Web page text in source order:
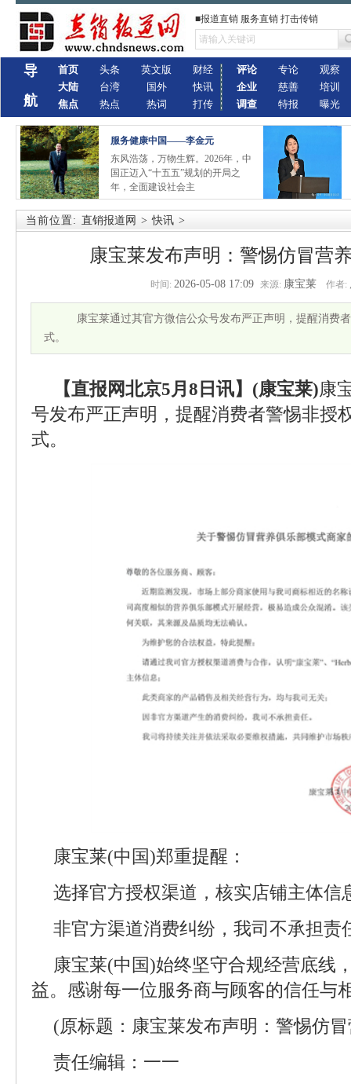
■报道直销 服务直销 打击传销
导
航
首页
大陆
焦点
头条
台湾
热点
英文版
国外
热词
财经
快讯
打传
评论
企业
调查
专论
慈善
特报
观察
培训
曝光
服务健康中国——李金元
东风浩荡，万物生辉。2026年，中
国正迈入“十五五”规划的开局之
年，全面建设社会主
当前位置: 直销报道网 > 快讯 >
康宝莱发布声明：警惕仿冒营
时间: 2026-05-08 17:09 来源: 康宝莱 作者:
康宝莱通过其官方微信公众号发布严正声明，提醒消费
式。
【直报网北京5月8日讯】(康宝莱)康
号发布严正声明，提醒消费者警惕非授
式。
康宝莱(中国)郑重提醒：
选择官方授权渠道，核实店铺主体信
非官方渠道消费纠纷，我司不承担责
康宝莱(中国)始终坚守合规经营底线
益。感谢每一位服务商与顾客的信任与
(原标题：康宝莱发布声明：警惕仿
责任编辑：一一